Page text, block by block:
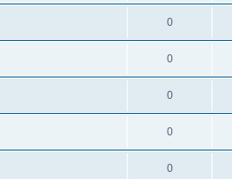
0
0
0
0
0